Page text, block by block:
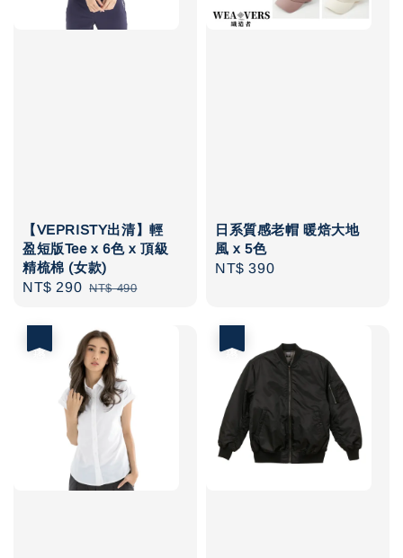
【VEPRISTY出清】輕
盈短版Tee x 6色 x 頂級
精梳棉 (女款)
Sale
NT$ 290 Regular
NT$ 490
日系質感老帽 暖焙大地
風 x 5色
Regular
NT$ 390